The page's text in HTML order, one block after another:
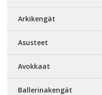
Arkikengät
Asusteet
Avokkaat
Ballerinakengät